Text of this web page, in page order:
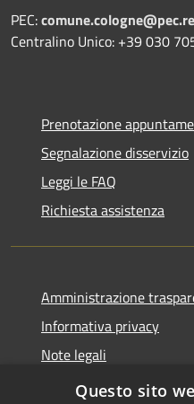
PEC:
Centralino Unico: +39 030
Prenotazione
Segnalazione disservizio
Leggi le FAQ
Richiesta assistenza
Amministrazione
Informativa privacy
Note legali
Dichiarazione di
Questo sito